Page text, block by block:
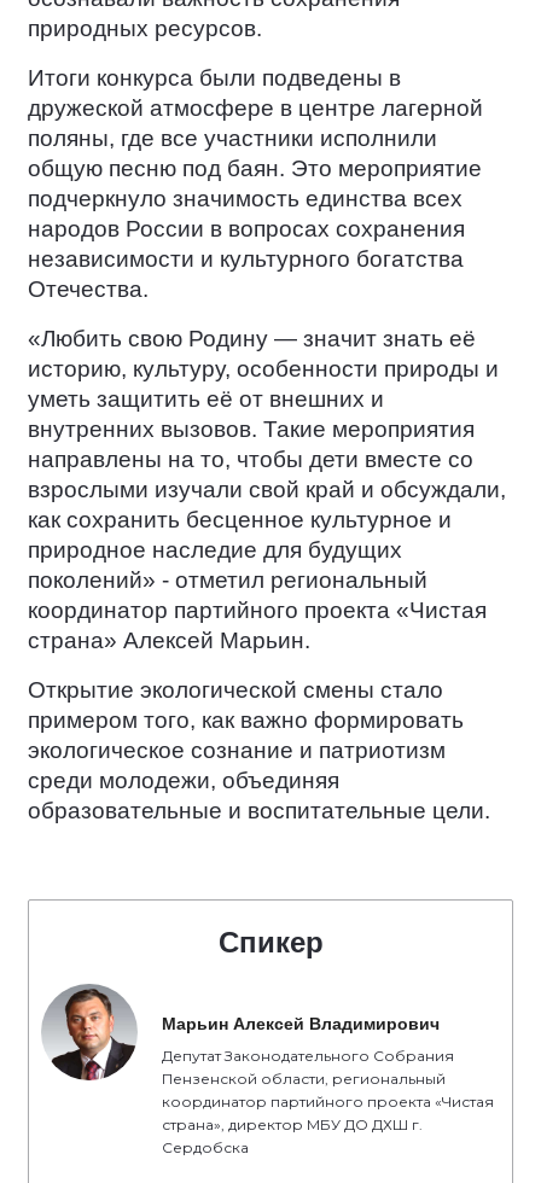
природных ресурсов.
Итоги конкурса были подведены в
дружеской атмосфере в центре лагерной
поляны, где все участники исполнили
общую песню под баян. Это мероприятие
подчеркнуло значимость единства всех
народов России в вопросах сохранения
независимости и культурного богатства
Отечества.
«Любить свою Родину — значит знать её
историю, культуру, особенности природы и
уметь защитить её от внешних и
внутренних вызовов. Такие мероприятия
направлены на то, чтобы дети вместе со
взрослыми изучали свой край и обсуждали,
как сохранить бесценное культурное и
природное наследие для будущих
поколений» - отметил региональный
координатор партийного проекта «Чистая
страна» Алексей Марьин.
Открытие экологической смены стало
примером того, как важно формировать
экологическое сознание и патриотизм
среди молодежи, объединяя
образовательные и воспитательные цели.
Спикер
Марьин Алексей Владимирович
Депутат Законодательного Собрания
Пензенской области, региональный
координатор партийного проекта «Чистая
страна», директор МБУ ДО ДХШ г.
Сердобска